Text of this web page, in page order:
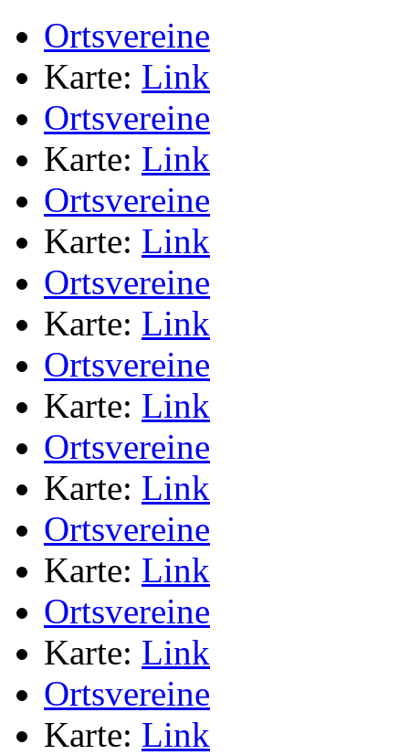
Ortsvereine
Karte: Link
Ortsvereine
Karte: Link
Ortsvereine
Karte: Link
Ortsvereine
Karte: Link
Ortsvereine
Karte: Link
Ortsvereine
Karte: Link
Ortsvereine
Karte: Link
Ortsvereine
Karte: Link
Ortsvereine
Karte: Link